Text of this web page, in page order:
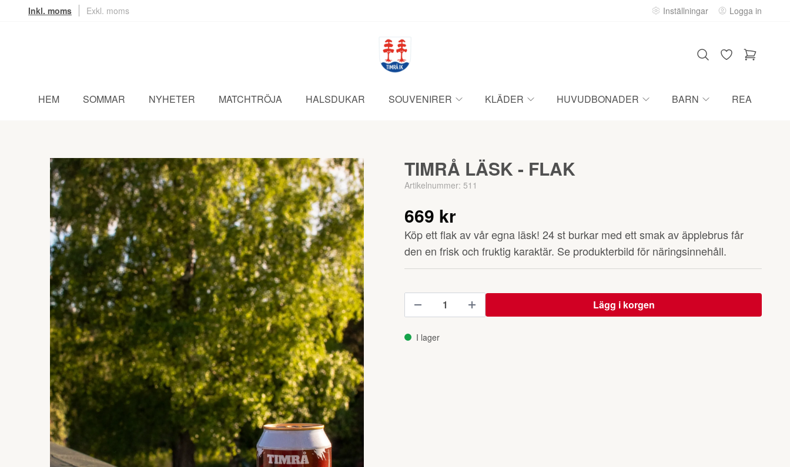
Inkl. moms Exkl. moms Inställningar Logga in
HEM SOMMAR NYHETER MATCHTRÖJA HALSDUKAR SOUVENIRER KLÄDER HUVUDBONADER BARN REA
TIMRÅ LÄSK - FLAK
Artikelnummer: 511
669 kr
Köp ett flak av vår egna läsk! 24 st burkar med ett smak av äpplebrus får
den en frisk och fruktig karaktär. Se produkterbild för näringsinnehåll.
Lägg i korgen
I lager